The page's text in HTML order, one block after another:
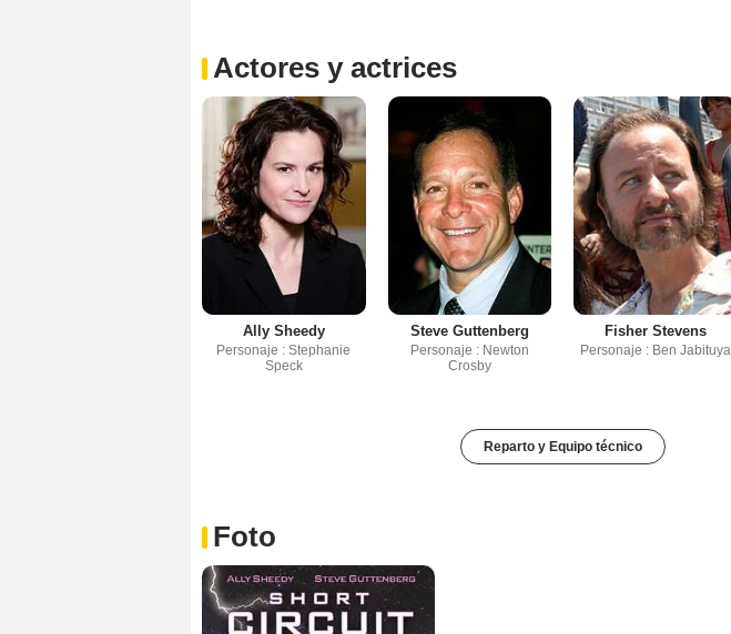
Actores y actrices
Ally Sheedy
Personaje : Stephanie
Speck
Steve Guttenberg
Personaje : Newton
Crosby
Fisher Stevens
Personaje : Ben Jabituya
Reparto y Equipo técnico
Foto